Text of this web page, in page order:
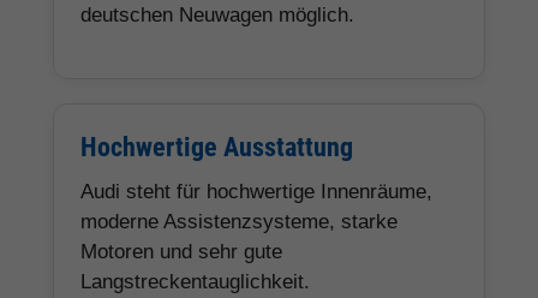
deutschen Neuwagen möglich.
Hochwertige Ausstattung
Audi steht für hochwertige Innenräume,
moderne Assistenzsysteme, starke
Motoren und sehr gute
Langstreckentauglichkeit.